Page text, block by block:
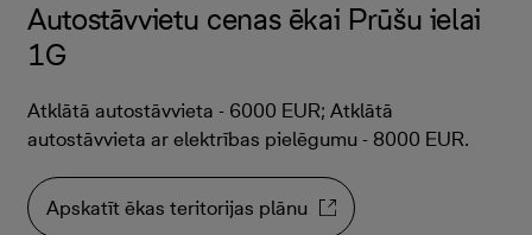
Autostāvvietu cenas ēkai Prūšu ielai
1G
Atklātā autostāvvieta - 6000 EUR; Atklātā
autostāvvieta ar elektrības pielēgumu - 8000 EUR.
Apskatīt ēkas teritorijas plānu